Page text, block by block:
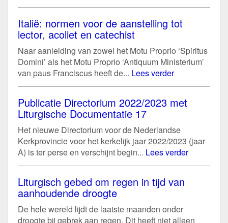
Italië: normen voor de aanstelling tot
lector, acoliet en catechist
Naar aanleiding van zowel het Motu Proprio ‘Spiritus
Domini’ als het Motu Proprio ‘Antiquum Ministerium’
van paus Franciscus heeft de... Lees verder
Publicatie Directorium 2022/2023 met
Liturgische Documentatie 17
Het nieuwe Directorium voor de Nederlandse
Kerkprovincie voor het kerkelijk jaar 2022/2023 (jaar
A) is ter perse en verschijnt begin... Lees verder
Liturgisch gebed om regen in tijd van
aanhoudende droogte
De hele wereld lijdt de laatste maanden onder
droogte bij gebrek aan regen. Dit heeft niet alleen